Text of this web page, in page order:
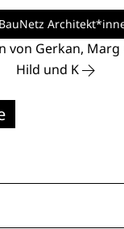
BauNetz
von Gerkan,
Hild und K